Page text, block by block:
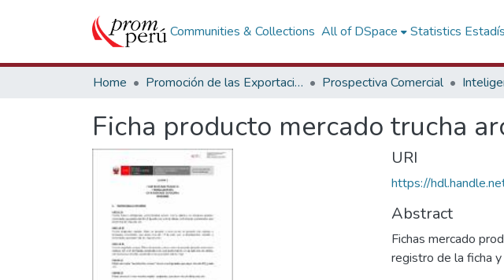
Communities & Collections All of DSpace Statistics
Home Promoción de las Exportaciones Prospectiva Comercial
Ficha producto mercado trucha
URI
https://
Abstract
Fichas mercado
registro de la ficha